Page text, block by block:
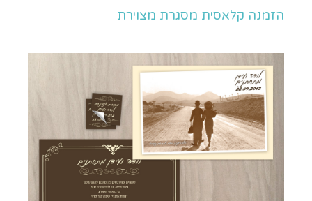
הזמנה קלאסית מסגרת מצוירת